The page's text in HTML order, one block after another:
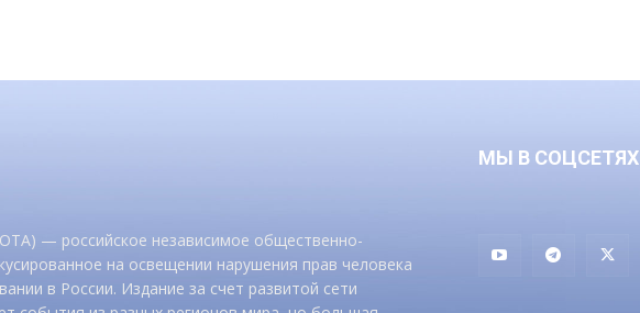
— российское независимое общественно-
на освещении нарушения прав человека
в России. Издание за счет развитой сети
МЫ В СОЦСЕТЯХ